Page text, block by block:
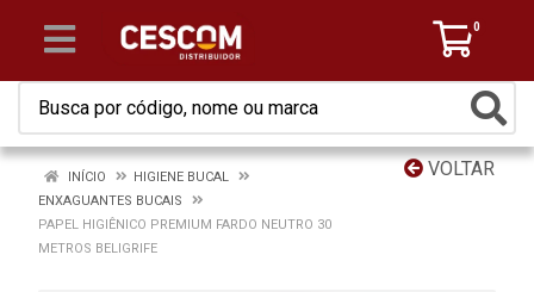
0
VOLTAR
INÍCIO
HIGIENE BUCAL
ENXAGUANTES BUCAIS
PAPEL HIGIÊNICO PREMIUM FARDO NEUTRO 30
METROS BELIGRIFE